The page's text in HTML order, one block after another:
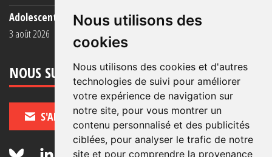
Nous utilisons des
cookies
Nous utilisons des cookies et d'autres
technologies de suivi pour améliorer
votre expérience de navigation sur
notre site, pour vous montrer un
contenu personnalisé et des publicités
ciblées, pour analyser le trafic de notre
site et pour comprendre la provenance
Adolescent·es incarcéré·es : une faillite collective
3 août 2026
NOUS SUIVRE
S'ABONNER